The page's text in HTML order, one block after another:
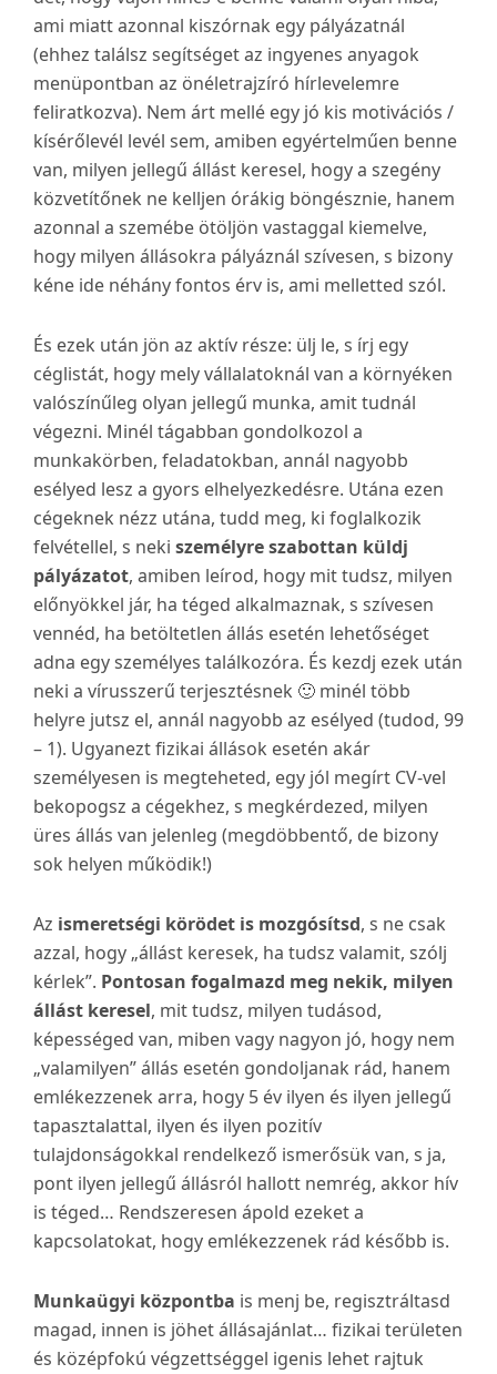
ami miatt azonnal kiszórnak egy pályázatnál
(ehhez találsz segítséget az ingyenes anyagok
menüpontban az önéletrajzíró hírlevelemre
feliratkozva). Nem árt mellé egy jó kis motivációs /
kísérőlevél levél sem, amiben egyértelműen benne
van, milyen jellegű állást keresel, hogy a szegény
közvetítőnek ne kelljen órákig böngésznie, hanem
azonnal a szemébe ötöljön vastaggal kiemelve,
hogy milyen állásokra pályáznál szívesen, s bizony
kéne ide néhány fontos érv is, ami melletted szól.
És ezek után jön az aktív része: ülj le, s írj egy
céglistát, hogy mely vállalatoknál van a környéken
valószínűleg olyan jellegű munka, amit tudnál
végezni. Minél tágabban gondolkozol a
munkakörben, feladatokban, annál nagyobb
esélyed lesz a gyors elhelyezkedésre. Utána ezen
cégeknek nézz utána, tudd meg, ki foglalkozik
felvétellel, s neki személyre szabottan küldj
pályázatot, amiben leírod, hogy mit tudsz, milyen
előnyökkel jár, ha téged alkalmaznak, s szívesen
vennéd, ha betöltetlen állás esetén lehetőséget
adna egy személyes találkozóra. És kezdj ezek után
neki a vírusszerű terjesztésnek 🙂 minél több
helyre jutsz el, annál nagyobb az esélyed (tudod, 99
– 1). Ugyanezt fizikai állások esetén akár
személyesen is megteheted, egy jól megírt CV-vel
bekopogsz a cégekhez, s megkérdezed, milyen
üres állás van jelenleg (megdöbbentő, de bizony
sok helyen működik!)
Az ismeretségi körödet is mozgósítsd, s ne csak
azzal, hogy „állást keresek, ha tudsz valamit, szólj
kérlek”. Pontosan fogalmazd meg nekik, milyen
állást keresel, mit tudsz, milyen tudásod,
képességed van, miben vagy nagyon jó, hogy nem
„valamilyen” állás esetén gondoljanak rád, hanem
emlékezzenek arra, hogy 5 év ilyen és ilyen jellegű
tapasztalattal, ilyen és ilyen pozitív
tulajdonságokkal rendelkező ismerősük van, s ja,
pont ilyen jellegű állásról hallott nemrég, akkor hív
is téged… Rendszeresen ápold ezeket a
kapcsolatokat, hogy emlékezzenek rád később is.
Munkaügyi központba is menj be, regisztráltasd
magad, innen is jöhet állásajánlat… fizikai területen
és középfokú végzettséggel igenis lehet rajtuk